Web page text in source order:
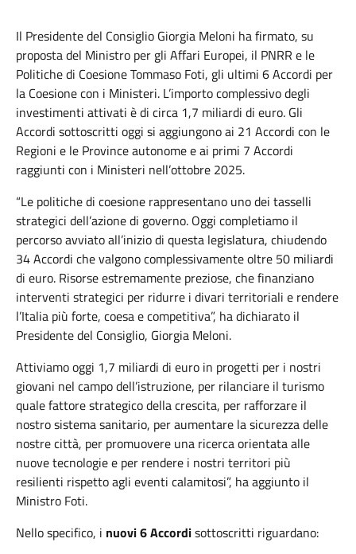
Il Presidente del Consiglio Giorgia Meloni ha firmato, su
proposta del Ministro per gli Affari Europei, il PNRR e le
Politiche di Coesione Tommaso Foti, gli ultimi 6Accordi per
la Coesione con i Ministeri. L’importo complessivo degli
investimenti attivati è di circa 1,7 miliardi di euro. Gli
Accordi sottoscritti oggi si aggiungono ai 21 Accordi con le
Regioni e le Province autonome e ai primi 7 Accordi
raggiunti con i Ministeri nell’ottobre 2025.
“Le politiche di coesione rappresentano uno dei tasselli
strategici dell’azione di governo. Oggi completiamo il
percorso avviato all’inizio di questa legislatura, chiudendo
34 Accordi che valgono complessivamente oltre 50 miliardi
di euro. Risorse estremamente preziose, che finanziano
interventi strategici per ridurre i divari territoriali e rendere
l’Italia più forte, coesa e competitiva”, ha dichiarato il
Presidente del Consiglio, Giorgia Meloni.
Attiviamo oggi 1,7 miliardi di euro in progetti per i nostri
giovani nel campo dell’istruzione, per rilanciare il turismo
quale fattore strategico della crescita, per rafforzare il
nostro sistema sanitario, per aumentare la sicurezza delle
nostre città, per promuovere una ricerca orientata alle
nuove tecnologie e per rendere i nostri territori più
resilienti rispetto agli eventi calamitosi”, ha aggiunto il
Ministro Foti.
Nello specifico, i nuovi 6Accordisottoscritti riguardano: